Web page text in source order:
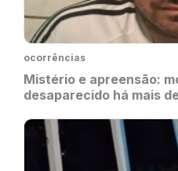
ocorrências
Mistério e apreensão:
desaparecido há mais